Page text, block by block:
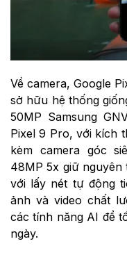
Về camera, Google
sở hữu hệ thống
50MP Samsung
Pixel 9 Pro, với kích
kèm camera góc
48MP 5x giữ nguyên
với lấy nét tự động
ảnh và video chất
các tính năng AI để
ngày.